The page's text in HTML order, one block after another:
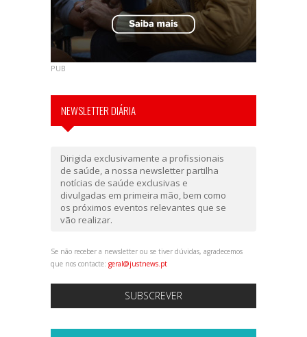
PUB
NEWSLETTER DIÁRIA
Dirigida exclusivamente a profissionais
de saúde, a nossa newsletter partilha
notícias de saúde exclusivas e
divulgadas em primeira mão, bem como
os próximos eventos relevantes que se
vão realizar.
Se não receber a newsletter ou se tiver dúvidas, agradecemos
que nos contacte: geral@justnews.pt
SUBSCREVER